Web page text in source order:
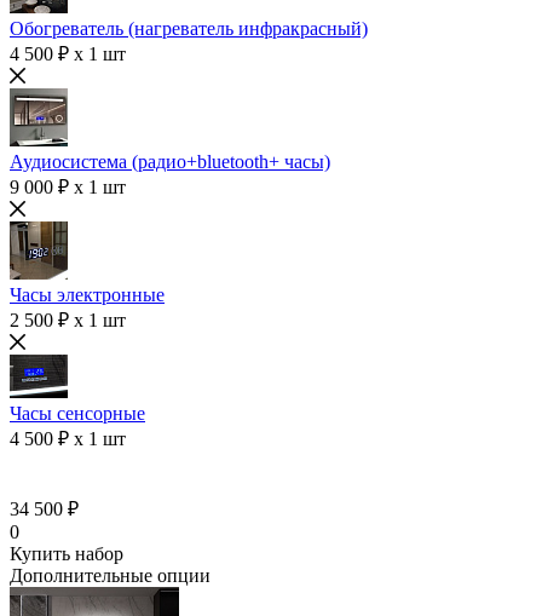
Обогреватель (нагреватель инфракрасный)
4 500 ₽ x 1 шт
Аудиосистема (радио+bluetooth+ часы)
9 000 ₽ x 1 шт
Часы электронные
2 500 ₽ x 1 шт
Часы сенсорные
4 500 ₽ x 1 шт
34 500 ₽
0
Купить набор
Дополнительные опции